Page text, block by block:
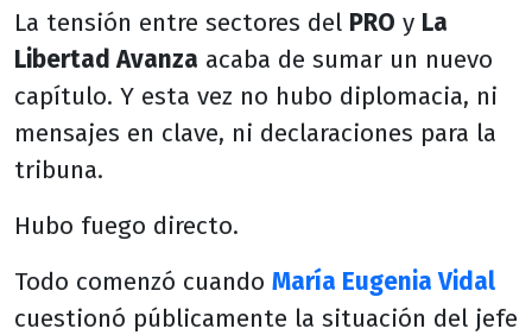
La tensión entre sectores del PRO y La
Libertad Avanza acaba de sumar un nuevo
capítulo. Y esta vez no hubo diplomacia, ni
mensajes en clave, ni declaraciones para la
tribuna.
Hubo fuego directo.
Todo comenzó cuando María Eugenia Vidal
cuestionó públicamente la situación del jefe